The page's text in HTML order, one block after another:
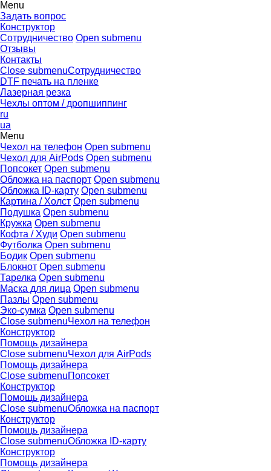
Menu
Задать вопрос
Конструктор
Сотрудничество Open submenu
Отзывы
Контакты
Close submenuСотрудничество
DTF печать на пленке
Лазерная резка
Чехлы оптом / дропшиппинг
ru
ua
Menu
Чехол на телефон Open submenu
Чехол для AirPods Open submenu
Попсокет Open submenu
Обложка на паспорт Open submenu
Обложка ID-карту Open submenu
Картина / Холст Open submenu
Подушка Open submenu
Кружка Open submenu
Кофта / Худи Open submenu
Футболка Open submenu
Бодик Open submenu
Блокнот Open submenu
Тарелка Open submenu
Маска для лица Open submenu
Пазлы Open submenu
Эко-сумка Open submenu
Close submenuЧехол на телефон
Конструктор
Помощь дизайнера
Close submenuЧехол для AirPods
Помощь дизайнера
Close submenuПопсокет
Конструктор
Помощь дизайнера
Close submenuОбложка на паспорт
Конструктор
Помощь дизайнера
Close submenuОбложка ID-карту
Конструктор
Помощь дизайнера